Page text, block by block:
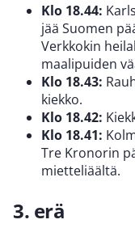
Klo 18.44:
jää Suomen
Verkkokin
maalipuiden
Klo 18.43:
kiekko.
Klo 18.42:
Klo 18.41:
Tre Kronorin
mietteliäältä.
3. erä